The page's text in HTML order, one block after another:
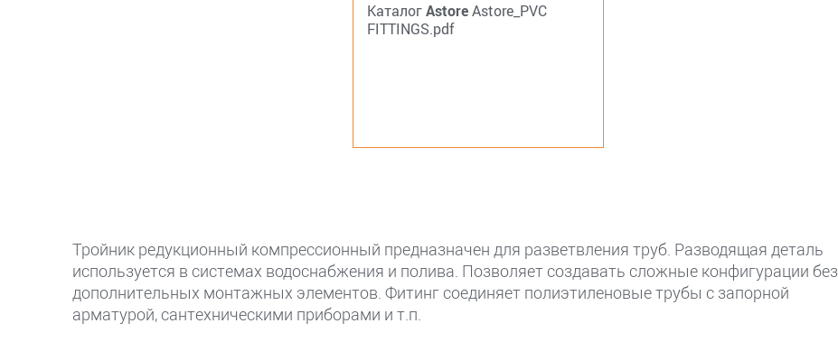
КаталогAstoreAstore_PVC
FITTINGS.pdf
Тройник редукционный компрессионный предназначен для разветвления труб. Разводящая деталь
используется в системах водоснабжения и полива. Позволяет создавать сложные конфигурации без
дополнительных монтажных элементов. Фитинг соединяет полиэтиленовые трубы с запорной
арматурой, сантехническими приборами и т.п.